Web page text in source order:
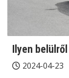
Ilyen
2024-04-23